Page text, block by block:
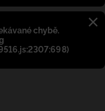
chybě.